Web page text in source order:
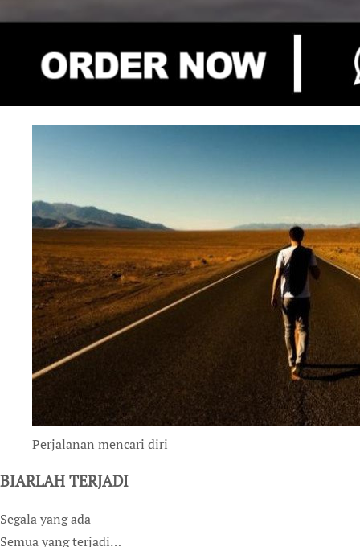
Perjalanan mencari diri
BIARLAH TERJADI
Segala yang ada
Semua yang terjadi…